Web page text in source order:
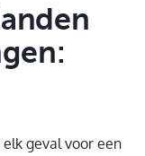
geval voor een